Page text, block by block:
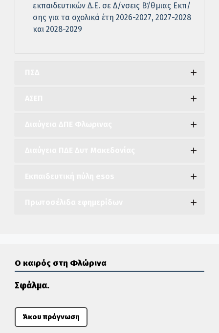
εκπαιδευτικών Δ.Ε. σε Δ/νσεις Β΄/θμιας Εκπ/
σης για τα σχολικά έτη 2026-2027, 2027-2028
και 2028-2029
Ο καιρός στη Φλώρινα
Σφάλμα.
Άκου πρόγνωση